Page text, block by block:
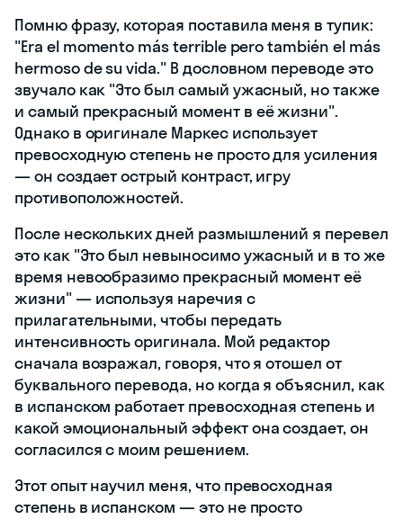
Помню фразу, которая поставила меня в тупик:
"Era el momento más terrible pero también el más
hermoso de su vida." В дословном переводе это
звучало как "Это был самый ужасный, но также
и самый прекрасный момент в её жизни".
Однако в оригинале Маркес использует
превосходную степень не просто для усиления
— он создает острый контраст, игру
противоположностей.
После нескольких дней размышлений я перевел
это как "Это был невыносимо ужасный и в то же
время невообразимо прекрасный момент её
жизни" — используя наречия с
прилагательными, чтобы передать
интенсивность оригинала. Мой редактор
сначала возражал, говоря, что я отошел от
буквального перевода, но когда я объяснил, как
в испанском работает превосходная степень и
какой эмоциональный эффект она создает, он
согласился с моим решением.
Этот опыт научил меня, что превосходная
степень в испанском — это не просто